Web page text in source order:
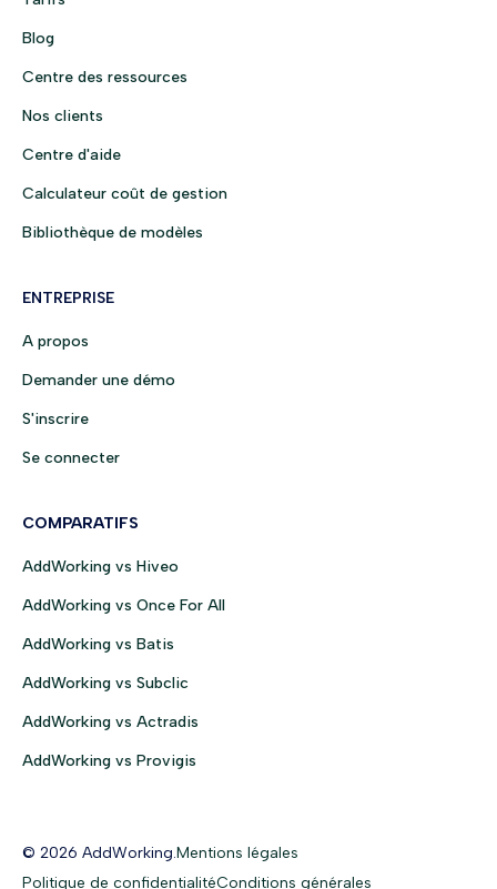
Blog
Centre des ressources
Nos clients
Centre d'aide
Calculateur coût de gestion
Bibliothèque de modèles
ENTREPRISE
A propos
Demander une démo
S'inscrire
Se connecter
COMPARATIFS
AddWorking vs Hiveo
AddWorking vs Once For All
AddWorking vs Batis
AddWorking vs Subclic
AddWorking vs Actradis
AddWorking vs Provigis
© 2026 AddWorking.Mentions légales
Politique de confidentialitéConditions générales